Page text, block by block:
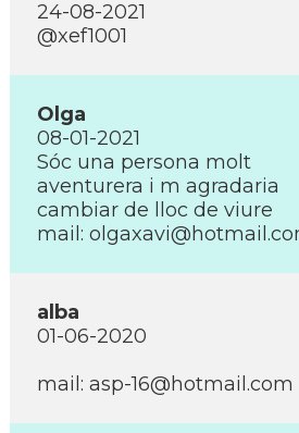
24-08-2021
@xef1001
Olga
08-01-2021
Sóc una persona molt
aventurera i m agradaria
cambiar de lloc de viure
mail:
alba
01-06-2020
mail: asp-16@hotmail.com